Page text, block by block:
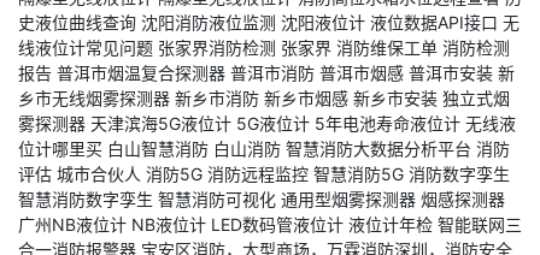
史液位曲线查询 沈阳消防液位监测 沈阳液位计 液位数据API接口 无
线液位计常见问题 张家界消防检测 张家界 消防维保工单 消防检测
报告 普洱市烟温复合探测器 普洱市消防 普洱市烟感 普洱市安装 新
乡市无线烟雾探测器 新乡市消防 新乡市烟感 新乡市安装 独立式烟
雾探测器 天津滨海5G液位计 5G液位计 5年电池寿命液位计 无线液
位计哪里买 白山智慧消防 白山消防 智慧消防大数据分析平台 消防
评估 城市合伙人 消防5G 消防远程监控 智慧消防5G 消防数字孪生
智慧消防数字孪生 智慧消防可视化 通用型烟雾探测器 烟感探测器
广州NB液位计 NB液位计 LED数码管液位计 液位计年检 智能联网三
合一消防报警器 宝安区消防，大型商场，万霖消防深圳，消防安全